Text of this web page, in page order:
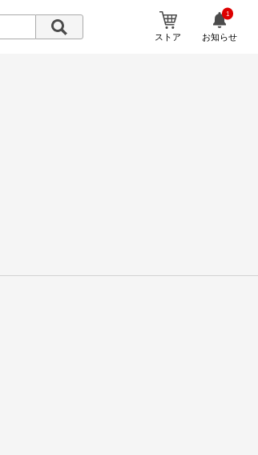
ストア
1
お知らせ